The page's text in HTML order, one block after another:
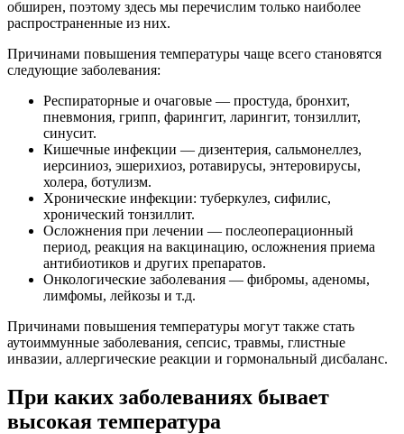
обширен, поэтому здесь мы перечислим только наиболее
распространенные из них.
Причинами повышения температуры чаще всего становятся
следующие заболевания:
Респираторные и очаговые — простуда, бронхит,
пневмония, грипп, фарингит, ларингит, тонзиллит,
синусит.
Кишечные инфекции — дизентерия, сальмонеллез,
иерсиниоз, эшерихиоз, ротавирусы, энтеровирусы,
холера, ботулизм.
Хронические инфекции: туберкулез, сифилис,
хронический тонзиллит.
Осложнения при лечении — послеоперационный
период, реакция на вакцинацию, осложнения приема
антибиотиков и других препаратов.
Онкологические заболевания — фибромы, аденомы,
лимфомы, лейкозы и т.д.
Причинами повышения температуры могут также стать
аутоиммунные заболевания, сепсис, травмы, глистные
инвазии, аллергические реакции и гормональный дисбаланс.
При каких заболеваниях бывает
высокая температура